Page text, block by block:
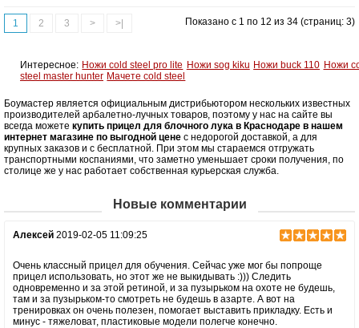
1 2 3 > >| Показано с 1 по 12 из 34 (страниц: 3)
Интересное: Ножи cold steel pro lite Ножи sog kiku Ножи buck 110 Ножи
steel master hunter Мачете cold steel
Боумастер является официальным дистрибьютором нескольких известных
производителей арбалетно-лучных товаров, поэтому у нас на сайте вы
всегда можете купить прицел для блочного лука в Краснодаре в нашем
интернет магазине по выгодной цене с недорогой доставкой, а для
крупных заказов и с бесплатной. При этом мы стараемся отгружать
транспортными коспаниями, что заметно уменьшает сроки получения, по
столице же у нас работает собственная курьерская служба.
Новые комментарии
Алексей 2019-02-05 11:09:25
Очень классный прицел для обучения. Сейчас уже мог бы попроще
прицел использовать, но этот же не выкидывать :))) Следить
одновременно и за этой ретиной, и за пузырьком на охоте не будешь,
там и за пузырьком-то смотреть не будешь в азарте. А вот на
тренировках он очень полезен, помогает выставить прикладку. Есть и
минус - тяжеловат, пластиковые модели полегче конечно.